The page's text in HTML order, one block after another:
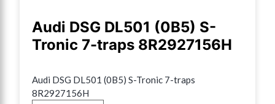
Audi DSG DL501 (0B5) S-
Tronic 7-traps 8R2927156H
Audi DSG DL501 (0B5) S-Tronic 7-traps
8R2927156H